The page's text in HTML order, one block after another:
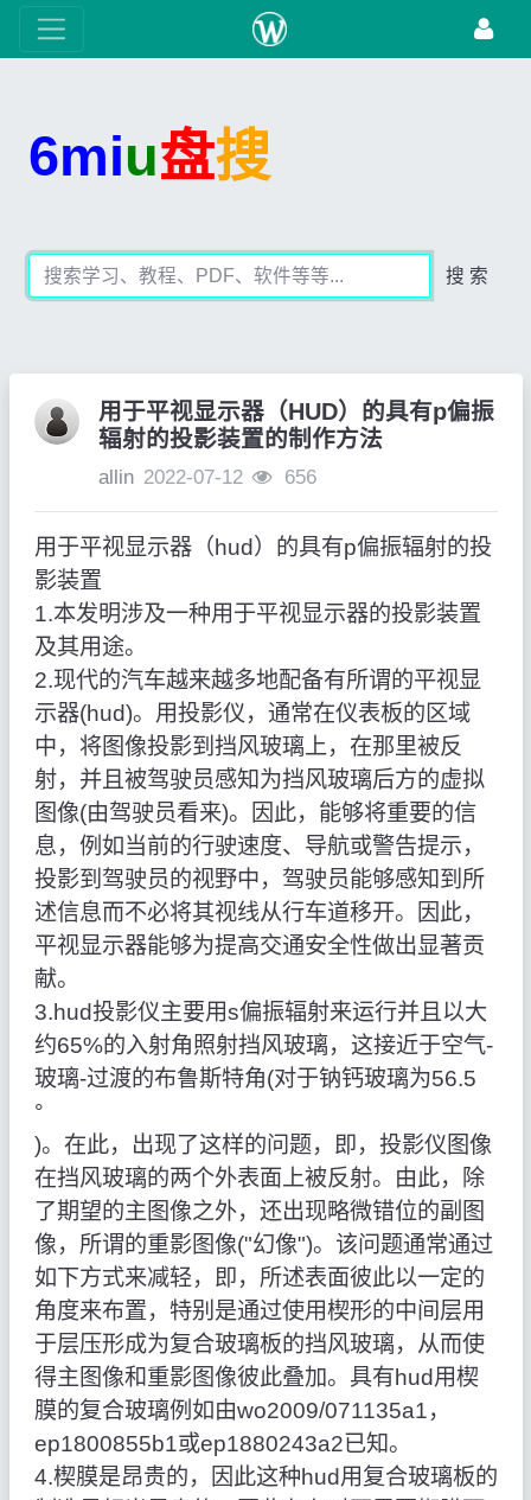
6miu盘搜
搜 索
用于平视显示器（HUD）的具有p偏振
辐射的投影装置的制作方法
allin 2022-07-12 656
用于平视显示器（hud）的具有p偏振辐射的投
影装置
1.本发明涉及一种用于平视显示器的投影装置
及其用途。
2.现代的汽车越来越多地配备有所谓的平视显
示器(hud)。用投影仪，通常在仪表板的区域
中，将图像投影到挡风玻璃上，在那里被反
射，并且被驾驶员感知为挡风玻璃后方的虚拟
图像(由驾驶员看来)。因此，能够将重要的信
息，例如当前的行驶速度、导航或警告提示，
投影到驾驶员的视野中，驾驶员能够感知到所
述信息而不必将其视线从行车道移开。因此，
平视显示器能够为提高交通安全性做出显著贡
献。
3.hud投影仪主要用s偏振辐射来运行并且以大
约65%的入射角照射挡风玻璃，这接近于空气-
玻璃-过渡的布鲁斯特角(对于钠钙玻璃为56.5
°
)。在此，出现了这样的问题，即，投影仪图像
在挡风玻璃的两个外表面上被反射。由此，除
了期望的主图像之外，还出现略微错位的副图
像，所谓的重影图像("幻像")。该问题通常通过
如下方式来减轻，即，所述表面彼此以一定的
角度来布置，特别是通过使用楔形的中间层用
于层压形成为复合玻璃板的挡风玻璃，从而使
得主图像和重影图像彼此叠加。具有hud用楔
膜的复合玻璃例如由wo2009/071135a1，
ep1800855b1或ep1880243a2已知。
4.楔膜是昂贵的，因此这种hud用复合玻璃板的